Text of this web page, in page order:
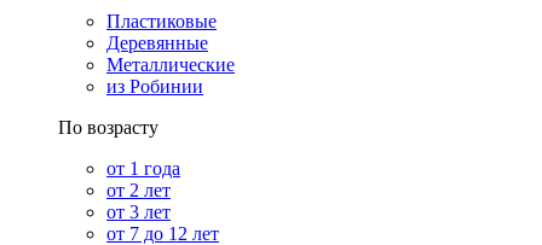
Пластиковые
Деревянные
Металлические
из Робинии
По возрасту
от 1 года
от 2 лет
от 3 лет
от 7 до 12 лет